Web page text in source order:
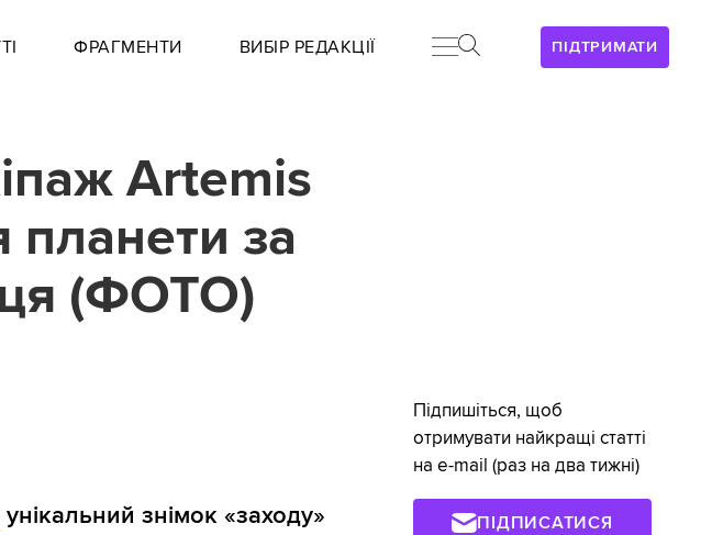
ПІДТРИМАТИ
ФРАГМЕНТИ ВИБІР РЕДАКЦІЇ
Artemis
планети за
(ФОТО)
унікальний знімок «заходу»
Підпишіться, щоб
отримувати найкращі статті
на e-mail (раз на два тижні)
ПІДПИСАТИСЯ